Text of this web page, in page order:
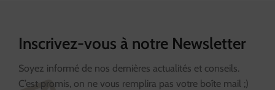
Inscrivez-vous à notre Newsletter
Soyez informé de nos dernières actualités et conseils.
C’est promis, on ne vous remplira pas votre boîte mail ;)